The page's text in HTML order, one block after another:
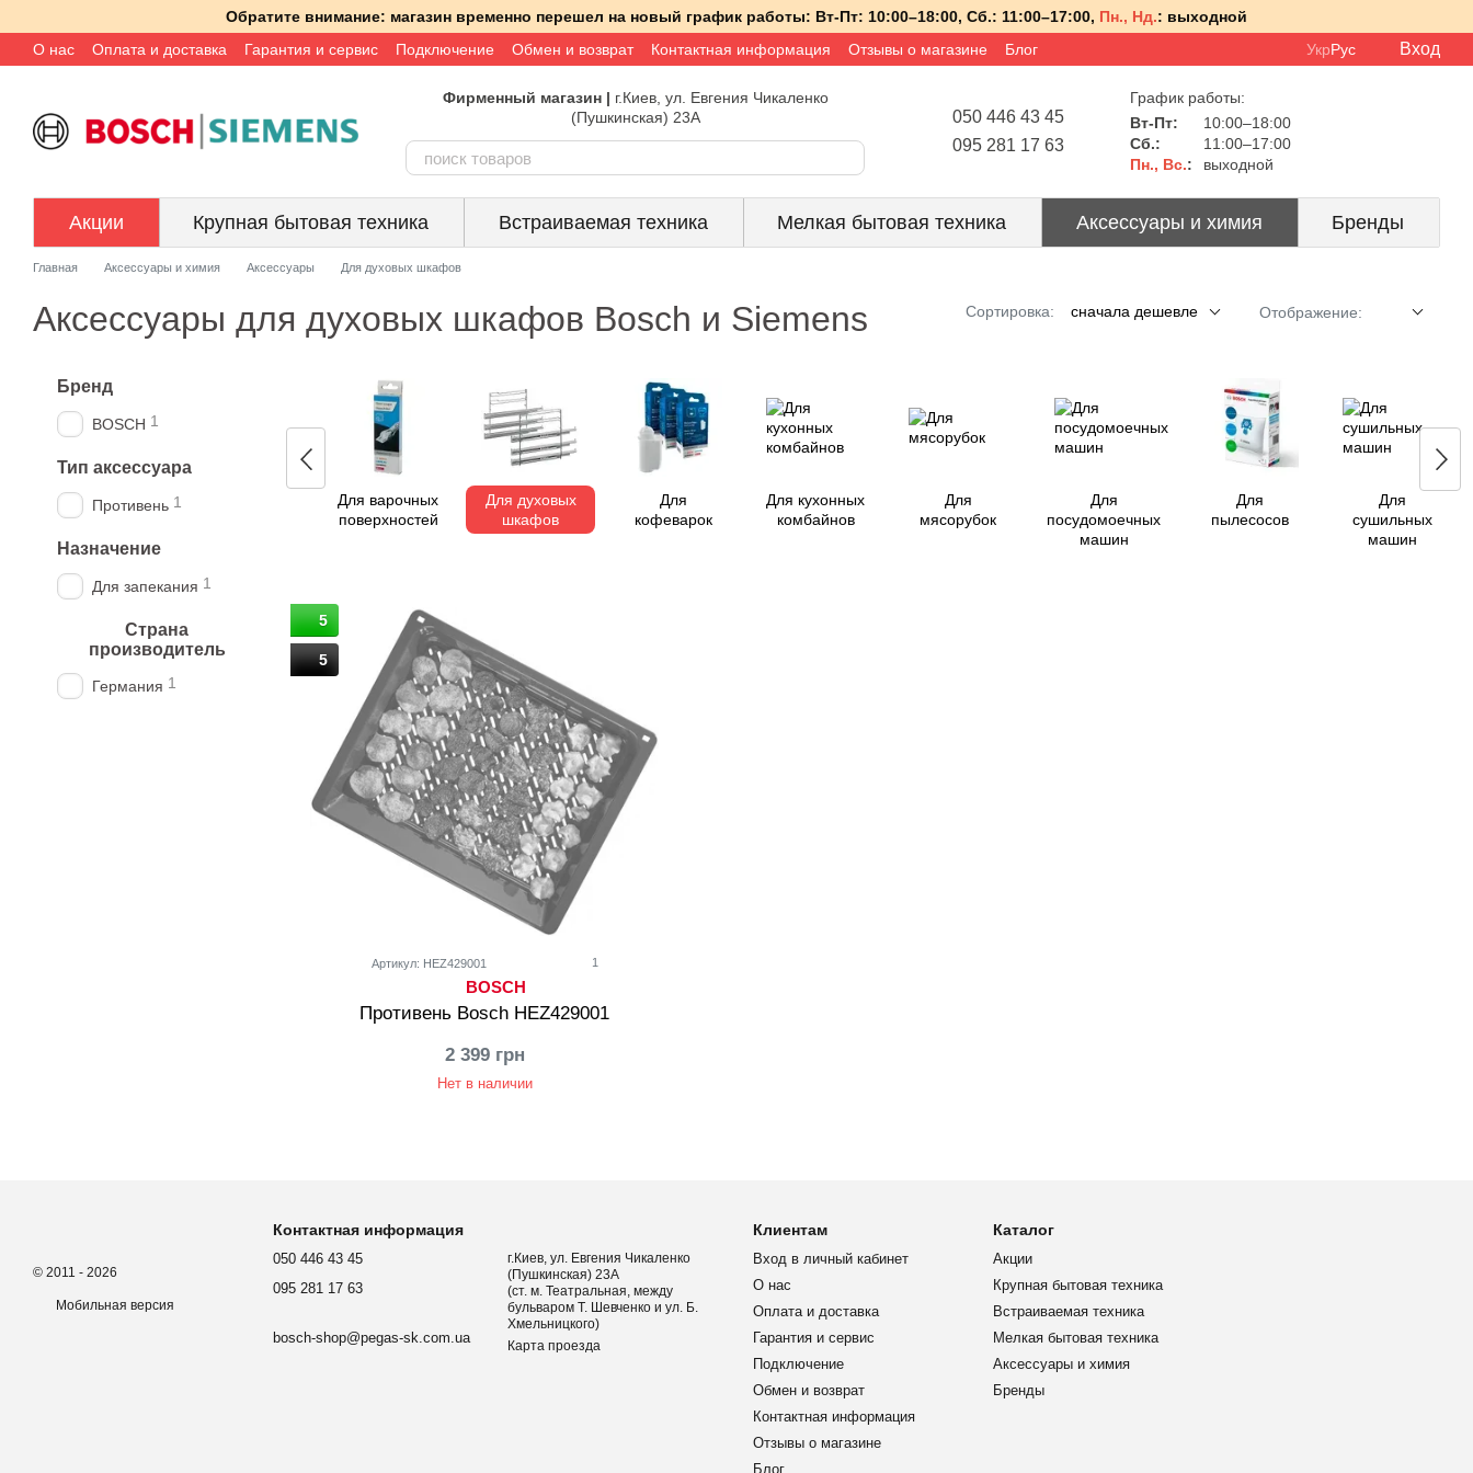
Перейти к основному контентуОбратите внимание: магазин временно перешел на новый график работы: Вт-Пт: 10:00–18:00, Сб.: 11:00–17:00, Пн., Нд.: выходной
О нас
Оплата и доставка Гарантия и сервис Подключение Обмен и возврат Контактная информация Отзывы о магазине Блог УкрРус Вход
Фирменный магазин | г.Киев, ул. Евгения Чикаленко
(Пушкинская) 23А
050 446 43 45
095 281 17 63
График работы:
Вт-Пт:
10:00–18:00
Сб.:
11:00–17:00
Пн., Вс.: выходной
Акции Крупная бытовая техника Встраиваемая техника Мелкая бытовая техника Аксессуары и химия Бренды
Главная Аксессуары и химия Аксессуары Для духовых шкафов
Аксессуары для духовых шкафов Bosch и Siemens Сортировка: сначала дешевле Отображение:
Для варочных
поверхностей
Для духовых
шкафов
Для
кофеварок
Для кухонных
комбайнов
Для
мясорубок
Для
посудомоечных
машин
Для
пылесосов
Для
сушильных
машин
5
5
Артикул: HEZ429001 1
BOSCH
Противень Bosch HEZ429001
2 399 грн
Нет в наличии
Бренд
BOSCH 1
Тип аксессуара
Противень 1
Назначение
Для запекания 1
Страна
производитель
Германия 1
© 2011 - 2026
Мобильная версия
Контактная информация
050 446 43 45
095 281 17 63
bosch-shop@pegas-sk.com.ua
г.Киев, ул. Евгения Чикаленко
(Пушкинская) 23А
(ст. м. Театральная, между
бульваром Т. Шевченко и ул. Б.
Хмельницкого)
Карта проезда
Клиентам
Вход в личный кабинет
О нас
Оплата и доставка
Гарантия и сервис
Подключение
Обмен и возврат
Контактная информация
Отзывы о магазине
Блог
Каталог
Акции
Крупная бытовая техника
Встраиваемая техника
Мелкая бытовая техника
Аксессуары и химия
Бренды